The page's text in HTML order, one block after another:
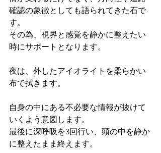
確認の象徴としても語られてきた石で
す。
その為、視界と感覚を静かに整えたい
時にサポートとなります。
夜は、外したアイオライトを柔らかい
布で拭きます。
自身の中にある不必要な情報が抜けて
いくよう意図します。
最後に深呼吸を3回行い、頭の中を静か
に整えたまま終えます。